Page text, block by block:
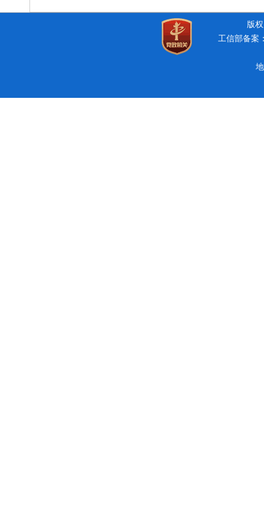
版
工信部备案